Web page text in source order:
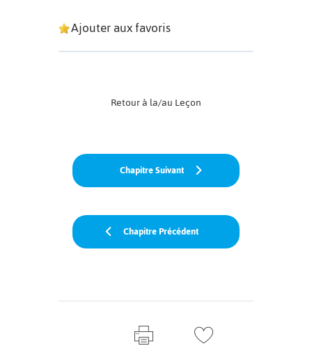
Ajouter aux favoris
Chapitre Précédent
Retour à la/au Leçon
Chapitre Suivant